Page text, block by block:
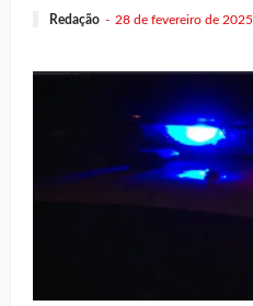
Redação 28 de fevereiro de 2025